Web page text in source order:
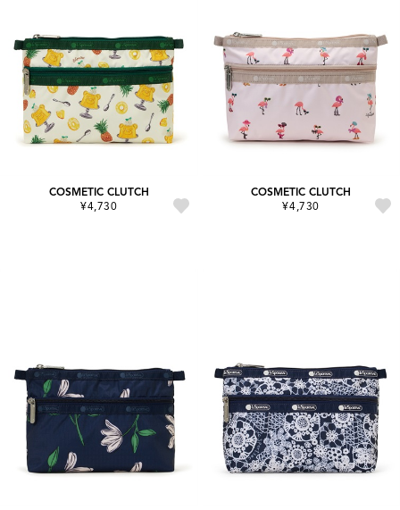
COSMETIC CLUTCH
¥4,730
COSMETIC CLUTCH
¥4,730